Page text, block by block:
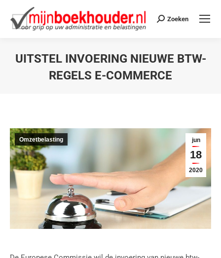
Zoeken
UITSTEL INVOERING NIEUWE BTW-
REGELS E-COMMERCE
jun
18
2020
Omzetbelasting